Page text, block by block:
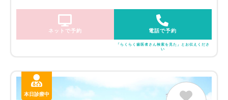
ネットで予約 電話で予約
「らくらく歯医者さん検索を見た」とお伝えくださ
い
本日診療中